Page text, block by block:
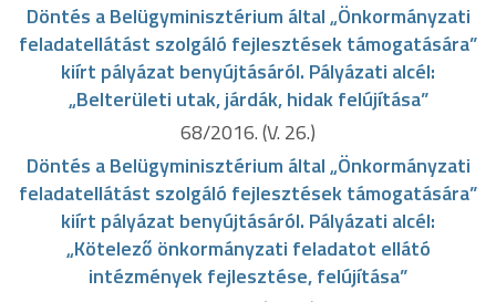
Döntés a Belügyminisztérium által „Önkormányzati
feladatellátást szolgáló fejlesztések támogatására”
kiírt pályázat benyújtásáról. Pályázati alcél:
„Belterületi utak, járdák, hidak felújítása”
68/2016. (V. 26.)
Döntés a Belügyminisztérium által „Önkormányzati
feladatellátást szolgáló fejlesztések támogatására”
kiírt pályázat benyújtásáról. Pályázati alcél:
„Kötelező önkormányzati feladatot ellátó
intézmények fejlesztése, felújítása”